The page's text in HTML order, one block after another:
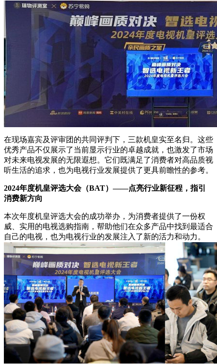
在现场嘉宾及评审团的共同评判下，三款机皇实至名归。这些
优秀产品不仅展示了当前显示行业的卓越成就，也激发了市场
对未来电视发展的无限遐想。它们既满足了消费者对高品质视
听生活的追求，也为电视行业发展提供了更具前瞻性的参考。
2024年度机皇评选大会（BAT）——点亮行业新征程，指引
消费新方向
本次年度机皇评选大会的成功举办，为消费者提供了一份权
威、实用的电视选购指南，帮助他们在众多产品中找到最适合
自己的电视，也为电视行业的发展注入了新的活力和动力。